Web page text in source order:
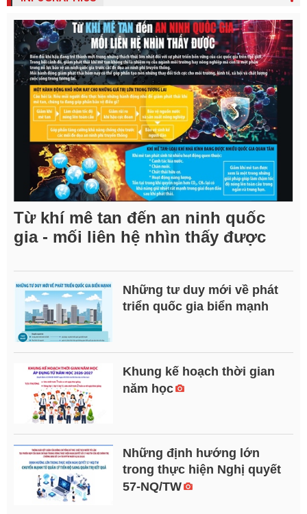
Từ khí mê tan đến an ninh quốc
gia - mối liên hệ nhìn thấy được
Những tư duy mới về phát
triển quốc gia biển mạnh
Khung kế hoạch thời gian
năm học
Những định hướng lớn
trong thực hiện Nghị quyết
57-NQ/TW